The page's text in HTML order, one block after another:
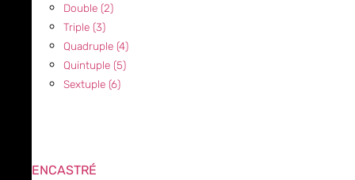
Double (2)
Triple (3)
Quadruple (4)
Quintuple (5)
Sextuple (6)
ENCASTRÉ